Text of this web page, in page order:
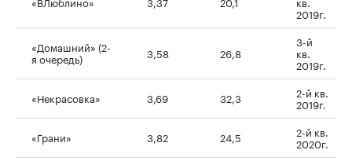
2019г.
«Домашний» (2-
я очередь) 3,58 26,8
3-й
кв.
2019г.
«Некрасовка» 3,69 32,3 2-й кв.
2019г.
«Грани» 3,82 24,5 2-й кв.
2020г.